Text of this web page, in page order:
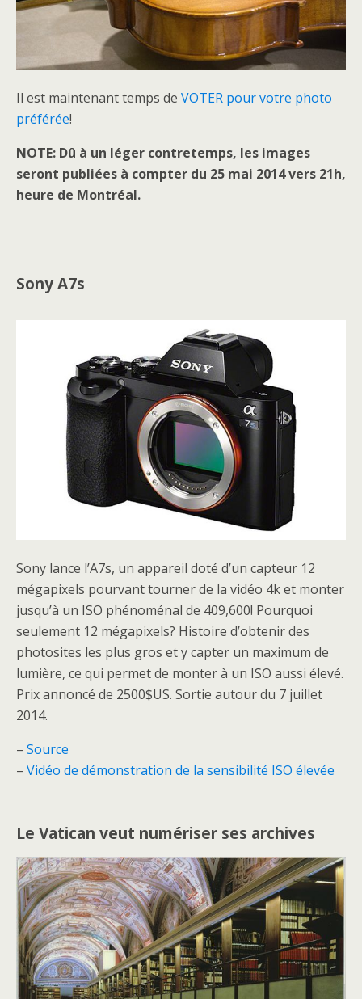
Il est maintenant temps de VOTER pour votre photo
préférée!
NOTE: Dû à un léger contretemps, les images
seront publiées à compter du 25 mai 2014 vers 21h,
heure de Montréal.
Sony A7s
Sony lance l’A7s, un appareil doté d’un capteur 12
mégapixels pourvant tourner de la vidéo 4k et monter
jusqu’à un ISO phénoménal de 409,600! Pourquoi
seulement 12 mégapixels? Histoire d’obtenir des
photosites les plus gros et y capter un maximum de
lumière, ce qui permet de monter à un ISO aussi élevé.
Prix annoncé de 2500$US. Sortie autour du 7 juillet
2014.
– Source
– Vidéo de démonstration de la sensibilité ISO élevée
Le Vatican veut numériser ses archives